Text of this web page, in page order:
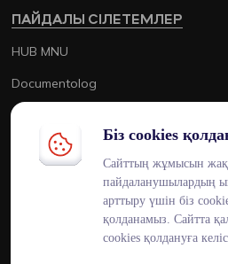
ПАЙДАЛЫ СІЛЕТЕМЛЕР
HUB MNU
Documentolog
Canvas
Platonus
Біз cookies
Сайттың жұмысын
пайдаланушылардың
арттыру үшін біз
қолданамыз. Сайтта
cookies қолдануға